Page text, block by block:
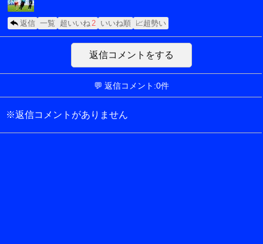
返信 一覧 超いいね2 いいね順 📈超勢い
返信コメントをする
💬 返信コメント:0件
※返信コメントがありません